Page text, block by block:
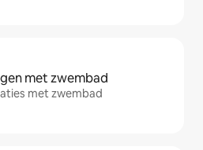
met zwembad
met zwembad